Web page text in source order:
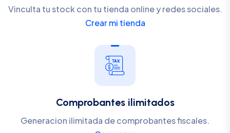
Vinculta tu stock con tu tienda online y redes sociales.
Crear mi tienda
Comprobantes ilimitados
Generacion ilimitada de comprobantes fiscales.